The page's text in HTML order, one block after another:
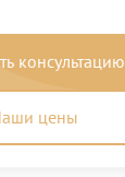
консультацию
цены